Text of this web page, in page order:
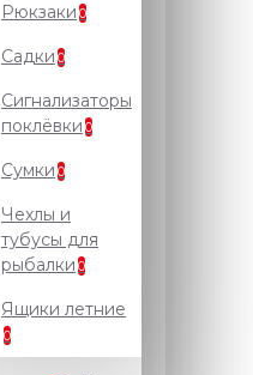
Рюкзаки 0
Садки 0
Сигнализаторы
поклёвки 0
Сумки 0
Чехлы и
тубусы для
рыбалки 0
Ящики летние
0